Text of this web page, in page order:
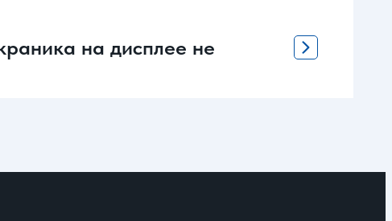
на дисплее не